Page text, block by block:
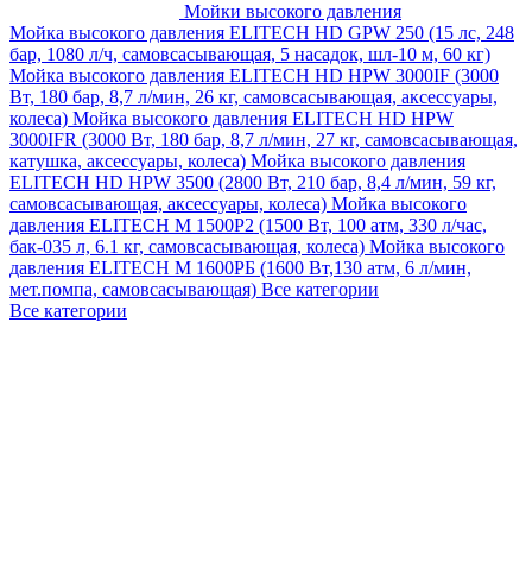
Мойки высокого давления
Мойка высокого давления ELITECH HD GPW 250 (15 лс, 248
бар, 1080 л/ч, самовсасывающая, 5 насадок, шл-10 м, 60 кг)
Мойка высокого давления ELITECH HD HPW 3000IF (3000
Вт, 180 бар, 8,7 л/мин, 26 кг, самовсасывающая, аксессуары,
колеса) Мойка высокого давления ELITECH HD HPW
3000IFR (3000 Вт, 180 бар, 8,7 л/мин, 27 кг, самовсасывающая,
катушка, аксессуары, колеса) Мойка высокого давления
ELITECH HD HPW 3500 (2800 Вт, 210 бар, 8,4 л/мин, 59 кг,
самовсасывающая, аксессуары, колеса) Мойка высокого
давления ELITECH M 1500P2 (1500 Вт, 100 атм, 330 л/час,
бак-035 л, 6.1 кг, самовсасывающая, колеса) Мойка высокого
давления ELITECH М 1600РБ (1600 Вт,130 атм, 6 л/мин,
мет.помпа, самовсасывающая) Все категории
Все категории